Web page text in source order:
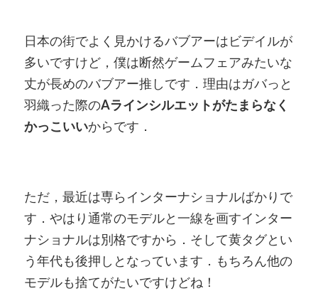
日本の街でよく見かけるバブアーはビデイルが
多いですけど，僕は断然ゲームフェアみたいな
丈が長めのバブアー推しです．理由はガバっと
羽織った際のAラインシルエットがたまらなく
かっこいいからです．
ただ，最近は専らインターナショナルばかりで
す．やはり通常のモデルと一線を画すインター
ナショナルは別格ですから．そして黄タグとい
う年代も後押しとなっています．もちろん他の
モデルも捨てがたいですけどね！